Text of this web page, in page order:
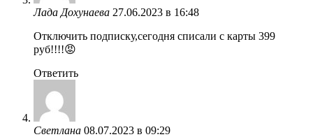
Лада Дохунаева 27.06.2023 в 16:48
Отключить подписку,сегодня списали с карты 399
руб!!!!😡
Ответить
Светлана 08.07.2023 в 09:29